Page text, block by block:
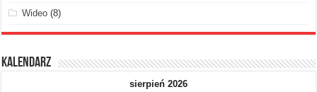
Wideo (8)
Kalendarz
sierpień 2026